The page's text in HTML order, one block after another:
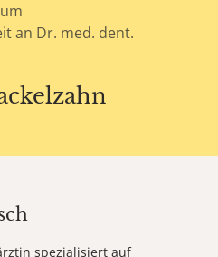
an Dr. med. dent.
spezialisiert auf